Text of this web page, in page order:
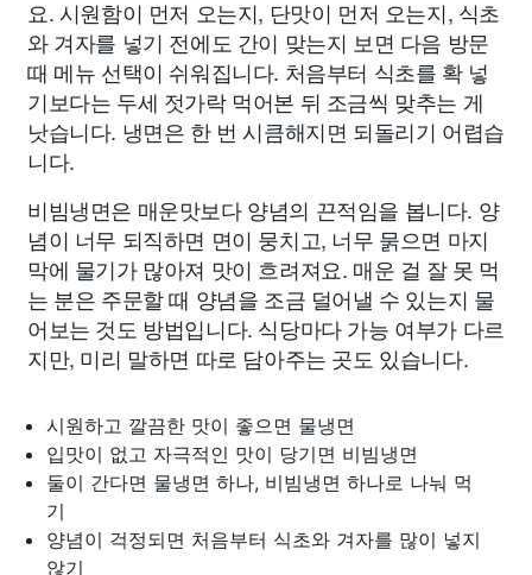
요. 시원함이 먼저 오는지, 단맛이 먼저 오는지, 식초
와 겨자를 넣기 전에도 간이 맞는지 보면 다음 방문
때 메뉴 선택이 쉬워집니다. 처음부터 식초를 확 넣
기보다는 두세 젓가락 먹어본 뒤 조금씩 맞추는 게
낫습니다. 냉면은 한 번 시큼해지면 되돌리기 어렵습
니다.
비빔냉면은 매운맛보다 양념의 끈적임을 봅니다. 양
념이 너무 되직하면 면이 뭉치고, 너무 묽으면 마지
막에 물기가 많아져 맛이 흐려져요. 매운 걸 잘 못 먹
는 분은 주문할 때 양념을 조금 덜어낼 수 있는지 물
어보는 것도 방법입니다. 식당마다 가능 여부가 다르
지만, 미리 말하면 따로 담아주는 곳도 있습니다.
시원하고 깔끔한 맛이 좋으면 물냉면
입맛이 없고 자극적인 맛이 당기면 비빔냉면
둘이 간다면 물냉면 하나, 비빔냉면 하나로 나눠 먹
기
양념이 걱정되면 처음부터 식초와 겨자를 많이 넣지
않기